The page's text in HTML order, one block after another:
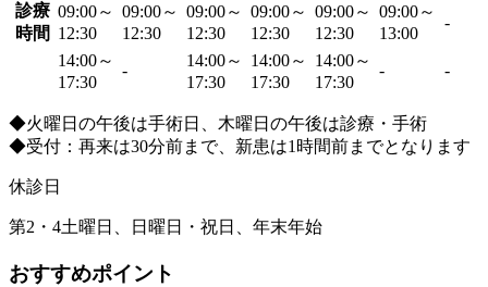
診療
時間
09:00～
12:30
09:00～
12:30
09:00～
12:30
09:00～
12:30
09:00～
12:30
09:00～
13:00
-
14:00～
17:30
-
14:00～
17:30
14:00～
17:30
14:00～
17:30
- -
◆火曜日の午後は手術日、木曜日の午後は診療・手術
◆受付：再来は30分前まで、新患は1時間前までとなります
休診日
第2・4土曜日、日曜日・祝日、年末年始
おすすめポイント